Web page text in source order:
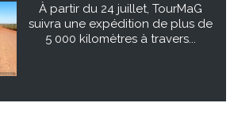
À partir du 24 juillet, TourMaG
suivra une expédition de plus de
5 000 kilomètres à travers...